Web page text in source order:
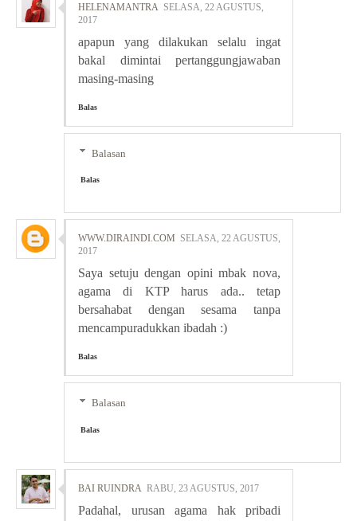
HELENAMANTRA SELASA, 22 AGUSTUS,
2017
apapun yang dilakukan selalu ingat
bakal dimintai pertanggungjawaban
masing-masing
Balas
Balasan
Balas
WWW.DIRAINDI.COM SELASA, 22 AGUSTUS,
2017
Saya setuju dengan opini mbak nova,
agama di KTP harus ada.. tetap
bersahabat dengan sesama tanpa
mencampuradukkan ibadah :)
Balas
Balasan
Balas
BAI RUINDRA RABU, 23 AGUSTUS, 2017
Padahal, urusan agama hak pribadi